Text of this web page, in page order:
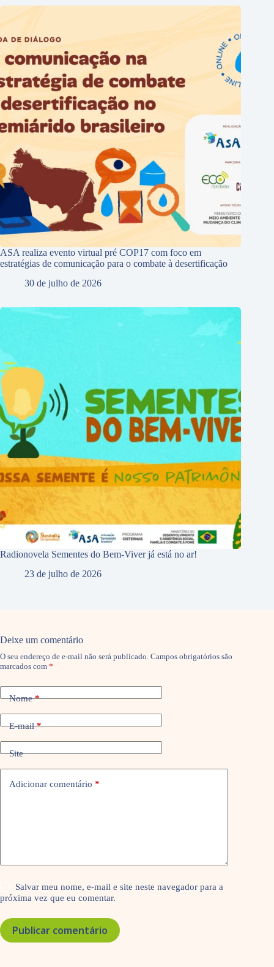
ASA realiza evento virtual pré COP17 com foco em
estratégias de comunicação para o combate à desertificação
30 de julho de 2026
Radionovela Sementes do Bem-Viver já está no ar!
23 de julho de 2026
Deixe um comentário
O seu endereço de e-mail não será publicado. Campos obrigatórios são
marcados com *
Nome*
E-mail*
Site
Adicionar comentário *
Salvar meu nome, e-mail e site neste navegador para a
próxima vez que eu comentar.
Publicar comentário